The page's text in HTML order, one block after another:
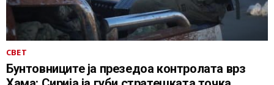
СВЕТ
Бунтовниците ја презедоа контролата врз